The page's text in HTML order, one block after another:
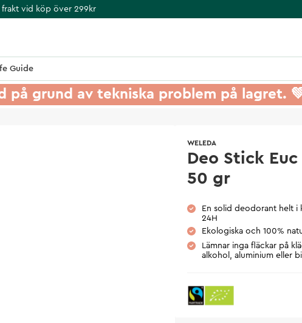
frakt vid köp över 299kr
Guide
på grund av tekniska problem på lagret.
WELEDA
Deo Stick
50 gr
En solid deodorant helt i
24H
Ekologiska och 100%
Lämnar inga fläckar på
alkohol, aluminium eller